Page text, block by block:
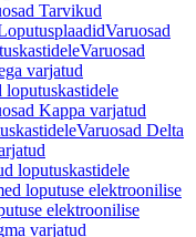
Tarvikud
Varuosad
Varuosad
varjatud
loputuskastidele
Kappa varjatud
Varuosad Delta
loputuskastidele
loputuse elektroonilise
elektroonilise
varjatud